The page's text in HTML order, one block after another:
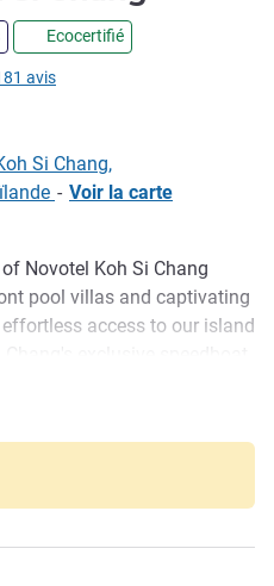
Ecocertifié
avis
Si Chang,
- Voir la carte
Novotel Koh Si Chang
pool villas and captivating
access to our island
mainland and Koh Si
seeking relaxation or
is at your disposal upon
island of Koh Si